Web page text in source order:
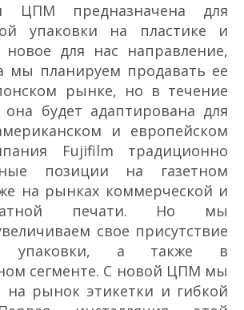
ЦПМ предназначена для
упаковки на пластике и
новое для нас направление,
мы планируем продавать ее
рынке, но в течение
она будет адаптирована для
и европейском
Fujifilm традиционно
позиции на газетном
на рынках коммерческой и
печати. Но мы
свое присутствие
упаковки, а также в
сегменте. С новой ЦПМ мы
рынок этикетки и гибкой